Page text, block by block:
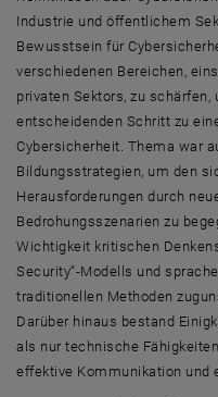
Industrie und öffentlichem
Bewusstsein für
verschiedenen Bereichen,
privaten Sektors, zu
entscheidenden Schritt zu
Cybersicherheit. Thema war
Bildungsstrategien, um den
Herausforderungen durch
Bedrohungsszenarien zu
Wichtigkeit kritischen
Security“-Modells und
traditionellen Methoden
Darüber hinaus bestand
als nur technische
effektive Kommunikation und